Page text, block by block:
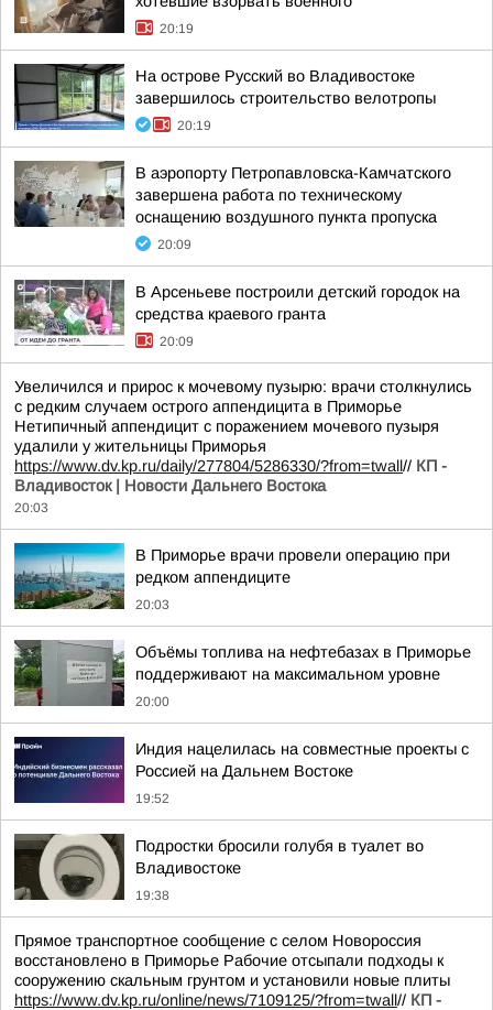
20:19
На острове Русский во Владивостоке
завершилось строительство велотропы
20:19
В аэропорту Петропавловска-Камчатского
завершена работа по техническому
оснащению воздушного пункта пропуска
20:09
В Арсеньеве построили детский городок на
средства краевого гранта
20:09
Увеличился и прирос к мочевому пузырю: врачи столкнулись
с редким случаем острого аппендицита в Приморье
Нетипичный аппендицит с поражением мочевого пузыря
удалили у жительницы Приморья
https://www.dv.kp.ru/daily/277804/5286330/?from=twall// КП -
Владивосток | Новости Дальнего Востока
20:03
В Приморье врачи провели операцию при
редком аппендиците
20:03
Объёмы топлива на нефтебазах в Приморье
поддерживают на максимальном уровне
20:00
Индия нацелилась на совместные проекты с
Россией на Дальнем Востоке
19:52
Подростки бросили голубя в туалет во
Владивостоке
19:38
Прямое транспортное сообщение с селом Новороссия
восстановлено в Приморье Рабочие отсыпали подходы к
сооружению скальным грунтом и установили новые плиты
https://www.dv.kp.ru/online/news/7109125/?from=twall// КП -